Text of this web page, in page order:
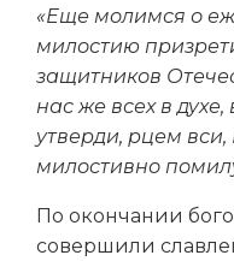
«Еще молимся о
милостию
защитников
нас же всех в
утверди, рцем
милостивно
По окончании
совершили